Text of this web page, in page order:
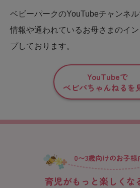
ベビーパークのYouTubeチャンネ
情報や通われているお母さまのイ
プしております。
YouTubeで
ベビパちゃんねるを
0〜3歳向けのお子様
育児がもっと楽しくな